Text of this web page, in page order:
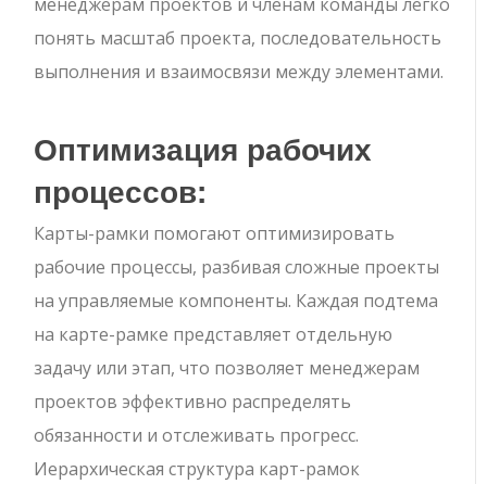
понять масштаб проекта, последовательность
выполнения и взаимосвязи между элементами.
Оптимизация рабочих
процессов:
Карты-рамки помогают оптимизировать
рабочие процессы, разбивая сложные проекты
на управляемые компоненты. Каждая подтема
на карте-рамке представляет отдельную
задачу или этап, что позволяет менеджерам
проектов эффективно распределять
обязанности и отслеживать прогресс.
Иерархическая структура карт-рамок